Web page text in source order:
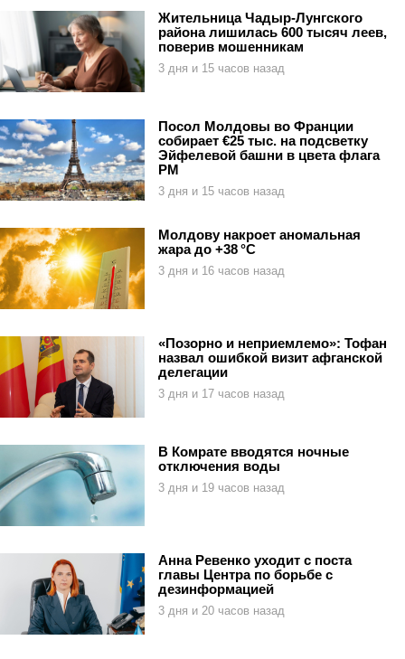
Жительница Чадыр-Лунгского
района лишилась 600 тысяч леев,
поверив мошенникам
3 дня и 15 часов назад
Посол Молдовы во Франции
собирает €25 тыс. на подсветку
Эйфелевой башни в цвета флага
РМ
3 дня и 15 часов назад
Молдову накроет аномальная
жара до +38 °C
3 дня и 16 часов назад
«Позорно и неприемлемо»: Тофан
назвал ошибкой визит афганской
делегации
3 дня и 17 часов назад
В Комрате вводятся ночные
отключения воды
3 дня и 19 часов назад
Анна Ревенко уходит с поста
главы Центра по борьбе с
дезинформацией
3 дня и 20 часов назад